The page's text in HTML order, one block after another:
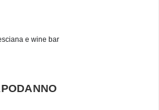
e wine bar